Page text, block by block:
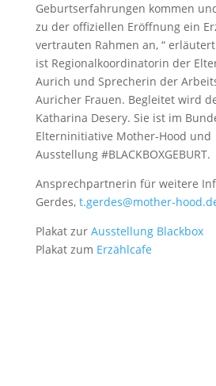
Geburtserfahrungen kommen
zu der offiziellen Eröffnung ein
vertrauten Rahmen an, “
ist Regionalkoordinatorin der
Aurich und Sprecherin der
Auricher Frauen. Begleitet wird
Katharina Desery. Sie ist im
Elterninitiative Mother-Hood
Ausstellung #BLACKBOXGEBURT.
Ansprechpartnerin für weitere
Gerdes,t.gerdes@mother-
Plakat zur Ausstellung Blackbox
Plakat zum Erzählcafe